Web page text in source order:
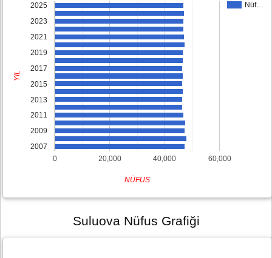
Nüf…
0 20,000 40,000 60,000
2025
2023
2021
2019
2017
2015
2013
2011
2009
2007
NÜFUS
YIL
Suluova Nüfus Grafiği